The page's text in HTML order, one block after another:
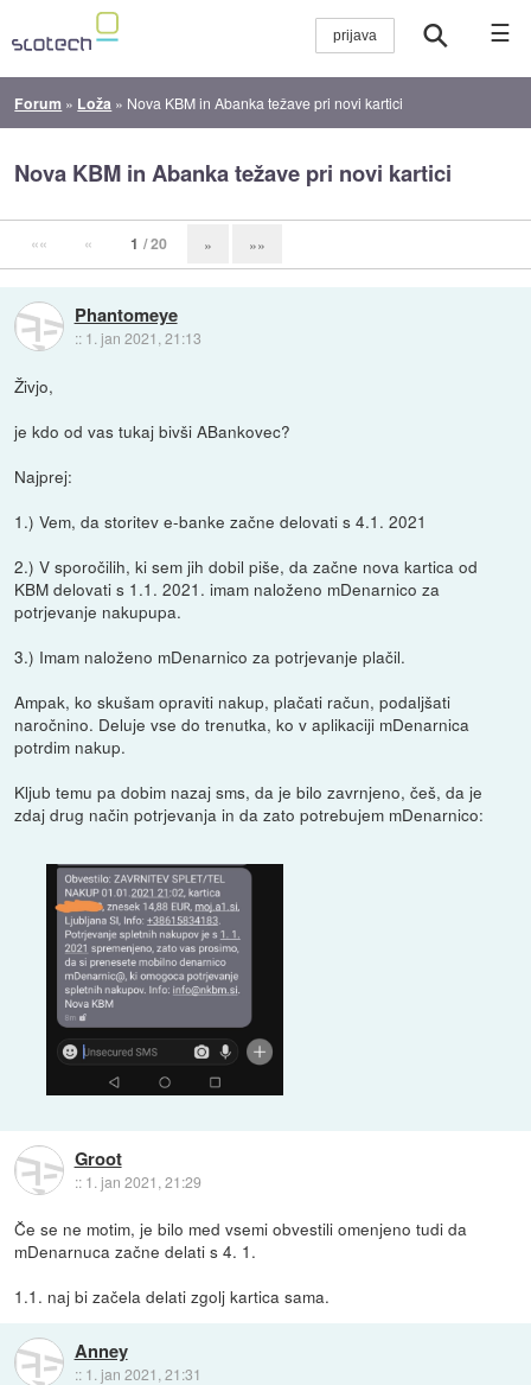
☰
Forum » Loža » Nova KBM in Abanka težave pri novi kartici
Nova KBM in Abanka težave pri novi kartici
«« « 1 / 20 » »»
Phantomeye
:: 1. jan 2021, 21:13
Živjo,
je kdo od vas tukaj bivši ABankovec?
Najprej:
1.) Vem, da storitev e-banke začne delovati s 4.1. 2021
2.) V sporočilih, ki sem jih dobil piše, da začne nova kartica od
KBM delovati s 1.1. 2021. imam naloženo mDenarnico za
potrjevanje nakupupa.
3.) Imam naloženo mDenarnico za potrjevanje plačil.
Ampak, ko skušam opraviti nakup, plačati račun, podaljšati
naročnino. Deluje vse do trenutka, ko v aplikaciji mDenarnica
potrdim nakup.
Kljub temu pa dobim nazaj sms, da je bilo zavrnjeno, češ, da je
zdaj drug način potrjevanja in da zato potrebujem mDenarnico:
Groot
:: 1. jan 2021, 21:29
Če se ne motim, je bilo med vsemi obvestili omenjeno tudi da
mDenarnuca začne delati s 4. 1.
1.1. naj bi začela delati zgolj kartica sama.
Anney
:: 1. jan 2021, 21:31